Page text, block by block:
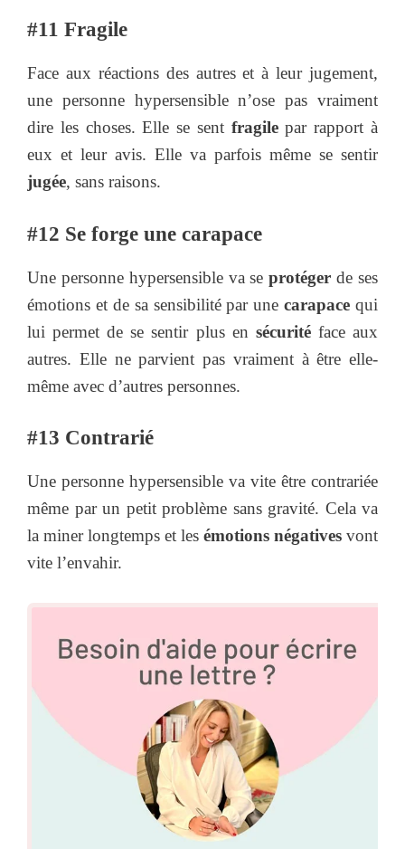
#11 Fragile
Face aux réactions des autres et à leur jugement,
une personne hypersensible n’ose pas vraiment
dire les choses. Elle se sent fragilepar rapport à
eux et leur avis. Elle va parfois même se sentir
jugée, sans raisons.
#12 Se forge une carapace
Une personne hypersensible va seprotégerde ses
émotions et de sa sensibilité par unecarapace qui
lui permet de se sentir plus en sécurité face aux
autres. Elle ne parvient pas vraiment à être elle-
même avec d’autres personnes.
#13 Contrarié
Une personne hypersensible va vite être contrariée
même par un petit problème sans gravité. Cela va
la miner longtemps et les émotions négatives vont
vite l’envahir.